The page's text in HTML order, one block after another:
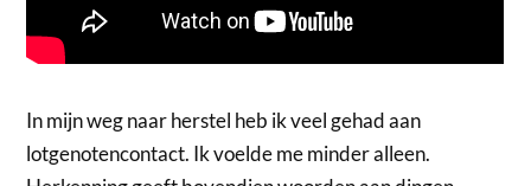
In mijn weg naar herstel heb ik veel gehad aan
lotgenotencontact. Ik voelde me minder alleen.